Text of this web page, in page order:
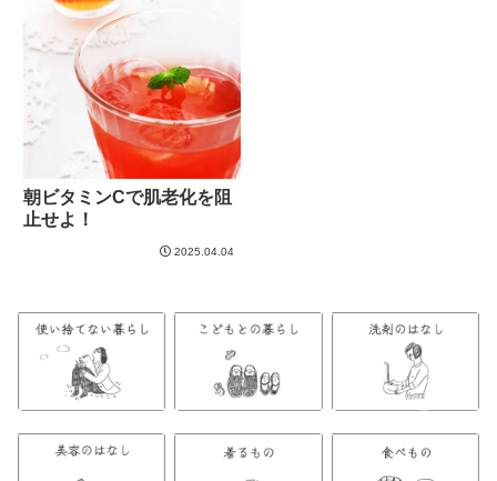
朝ビタミンCで肌老化を阻
止せよ！
2025.04.04